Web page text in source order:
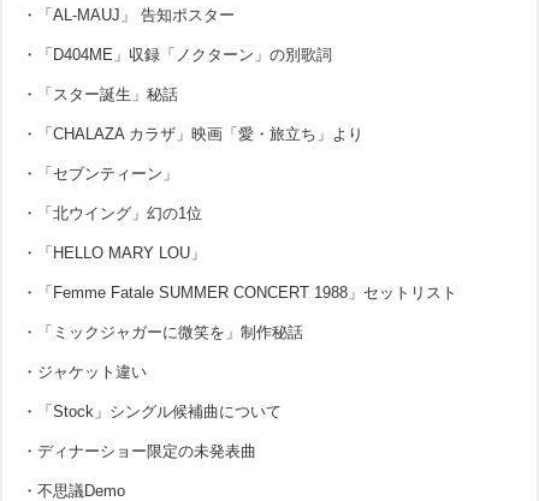
・「AL-MAUJ」 告知ポスター
・「D404ME」収録「ノクターン」の別歌詞
・「スター誕生」秘話
・「CHALAZA カラザ」映画「愛・旅立ち」より
・「セブンティーン」
・「北ウイング」幻の1位
・「HELLO MARY LOU」
・「Femme Fatale SUMMER CONCERT 1988」セットリスト
・「ミックジャガーに微笑を」制作秘話
・ジャケット違い
・「Stock」シングル候補曲について
・ディナーショー限定の未発表曲
・不思議Demo